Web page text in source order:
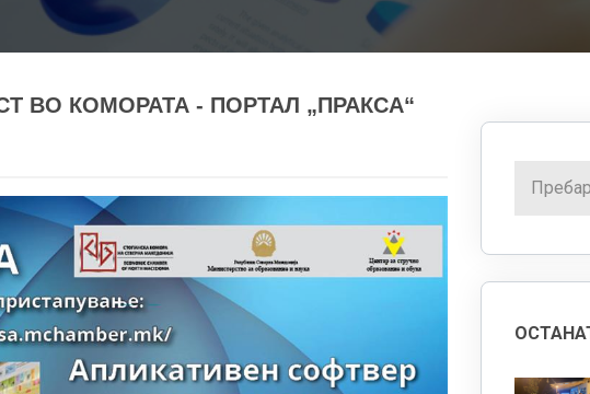
ВО КОМОРАТА - ПОРТАЛ „ПРАКСА“